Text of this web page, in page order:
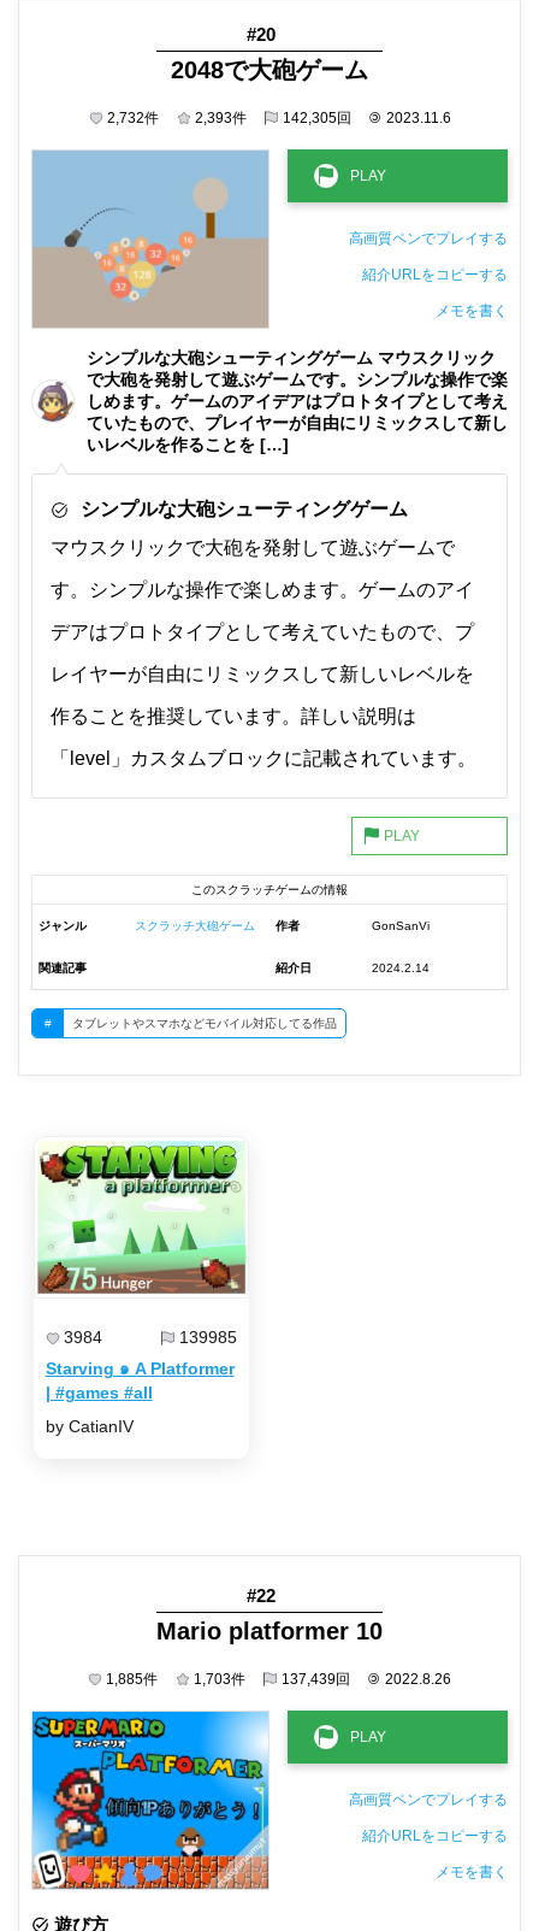
#20
2048で大砲ゲーム
2,732件 2,393件 142,305回 © 2023.11.6
高画質ペンでプレイする
紹介URLをコピーする
メモを書く
シンプルな大砲シューティングゲーム マウスクリック
で大砲を発射して遊ぶゲームです。シンプルな操作で楽
しめます。ゲームのアイデアはプロトタイプとして考え
ていたもので、プレイヤーが自由にリミックスして新し
いレベルを作ることを […]
シンプルな大砲シューティングゲーム
マウスクリックで大砲を発射して遊ぶゲームで
す。シンプルな操作で楽しめます。ゲームのアイ
デアはプロトタイプとして考えていたもので、プ
レイヤーが自由にリミックスして新しいレベルを
作ることを推奨しています。詳しい説明は
「level」カスタムブロックに記載されています。
このスクラッチゲームの情報
ジャンル スクラッチ大砲ゲーム 作者 GonSanVi
関連記事 紹介日 2024.2.14
# タブレットやスマホなどモバイル対応してる作品
3984 139985
Starving ๑ A Platformer
| #games #all
by CatianIV
#22
Mario platformer 10
1,885件 1,703件 137,439回 © 2022.8.26
高画質ペンでプレイする
紹介URLをコピーする
メモを書く
遊び方